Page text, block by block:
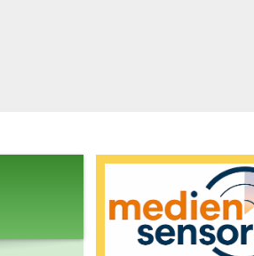
Reisen, Events &
E-Cards